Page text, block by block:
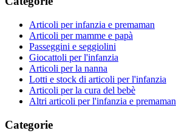
Articoli per infanzia e premaman
Articoli per mamme e papà
Passeggini e seggiolini
Giocattoli per l'infanzia
Articoli per la nanna
Lotti e stock di articoli per l'infanzia
Articoli per la cura del bebè
Altri articoli per l'infanzia e premaman
Categorie